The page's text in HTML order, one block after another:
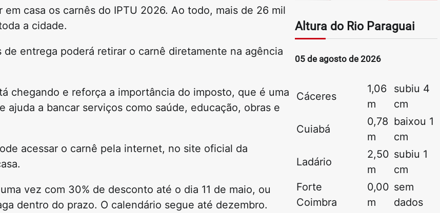
casa os carnês do IPTU 2026. Ao todo, mais de 26 mil
a cidade.
entrega poderá retirar o carnê diretamente na agência
chegando e reforça a importância do imposto, que é uma
a bancar serviços como saúde, educação, obras e
acessar o carnê pela internet, no site oficial da
vez com 30% de desconto até o dia 11 de maio, ou
dentro do prazo. O calendário segue até dezembro.
Altura do Rio Paraguai
05 de agosto de 2026
Cáceres
1,06
m
subiu 4
cm
Cuiabá
0,78
m
baixou 1
cm
Ladário
2,50
m
subiu 1
cm
Forte
Coimbra
0,00
m
sem
dados